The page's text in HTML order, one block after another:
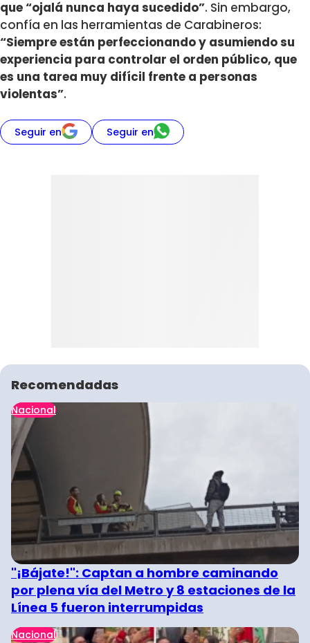
que “ojalá nunca haya sucedido”. Sin embargo,
confía en las herramientas de Carabineros:
“Siempre están perfeccionando y asumiendo su
experiencia para controlar el orden público, que
es una tarea muy difícil frente a personas
violentas”.
Seguir en Seguir en
Recomendadas
Nacional
"¡Bájate!": Captan a hombre caminando
por plena vía del Metro y 8 estaciones de la
Línea 5 fueron interrumpidas
Nacional